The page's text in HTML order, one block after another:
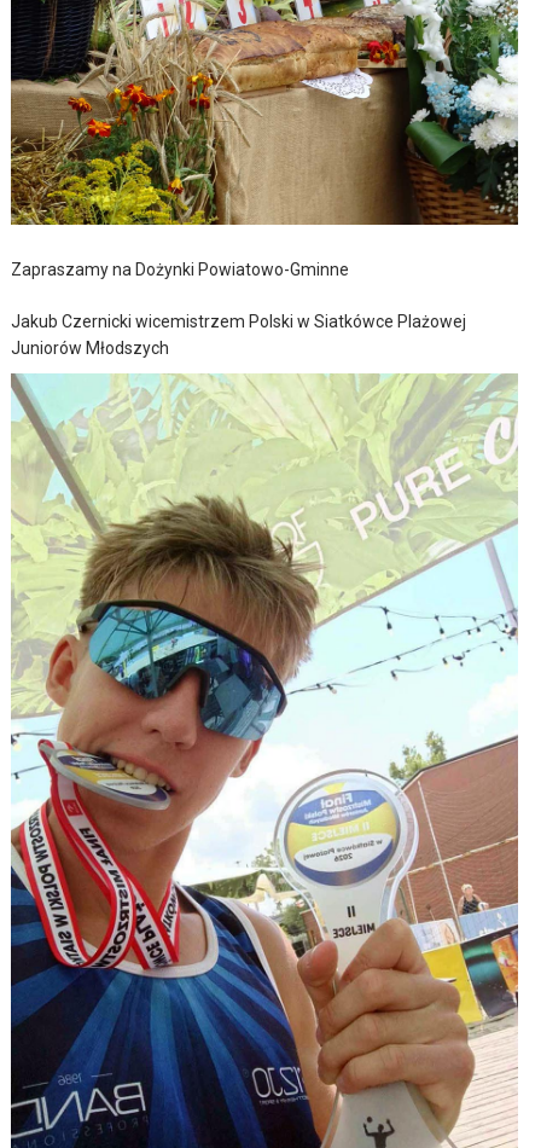
Zapraszamy na Dożynki Powiatowo-Gminne
Jakub Czernicki wicemistrzem Polski w Siatkówce Plażowej
Juniorów Młodszych